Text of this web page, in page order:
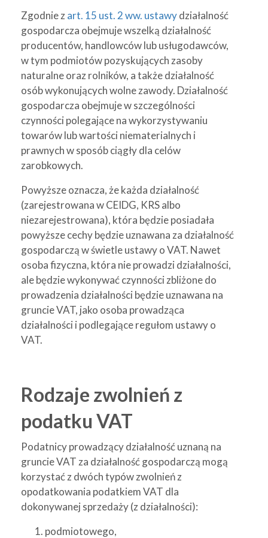
Zgodnie zart. 15 ust. 2 ww. ustawydziałalność
gospodarcza obejmuje wszelką działalność
producentów, handlowców lub usługodawców,
w tym podmiotów pozyskujących zasoby
naturalne oraz rolników, a także działalność
osób wykonujących wolne zawody. Działalność
gospodarcza obejmuje w szczególności
czynności polegające na wykorzystywaniu
towarów lub wartości niematerialnych i
prawnych w sposób ciągły dla celów
zarobkowych.
Powyższe oznacza, że każda działalność
(zarejestrowana w CEIDG, KRS albo
niezarejestrowana), która będzie posiadała
powyższe cechy będzie uznawana za działalność
gospodarczą w świetle ustawy o VAT. Nawet
osoba fizyczna, która nie prowadzi działalności,
ale będzie wykonywać czynności zbliżone do
prowadzenia działalności będzie uznawana na
gruncie VAT, jako osoba prowadząca
działalności i podlegające regułom ustawy o
VAT.
Rodzaje zwolnień z
podatku VAT
Podatnicy prowadzący działalność uznaną na
gruncie VAT za działalność gospodarczą mogą
korzystać z dwóch typów zwolnień z
opodatkowania podatkiem VAT dla
dokonywanej sprzedaży (z działalności):
podmiotowego,